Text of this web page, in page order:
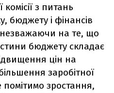
комісії з питань
бюджету і фінансів
на те, що
бюджету складає
цін на
заробітної
зростання,